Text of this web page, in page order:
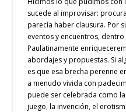
sucede al improvisar:
parecía haber clausura. Por
eventos y encuentros,
Paulatinamente
abordajes y propuestas. Si
es que esa brecha perenne
a menudo vivida con
puede ser celebrada como
juego, la invención, el